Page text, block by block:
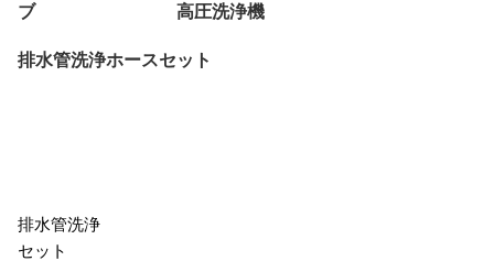
ブ 高圧洗浄機
排水管洗浄ホースセット
排水管洗浄
セット